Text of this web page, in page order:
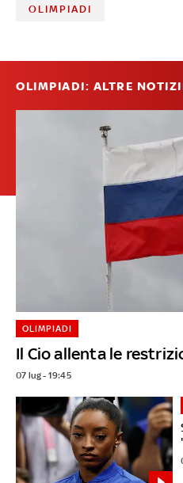
OLIMPIADI
OLIMPIADI: ALTRE
Il Cio allenta le
OLIMPIADI
07 lug - 19:45